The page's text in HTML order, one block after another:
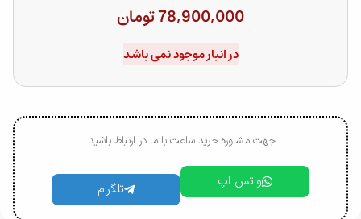
78,900,000تومان
در انبار موجود نمی باشد
جهت مشاوره خرید ساعت با ما در ارتباط باشید.
واتس اپ تلگرام